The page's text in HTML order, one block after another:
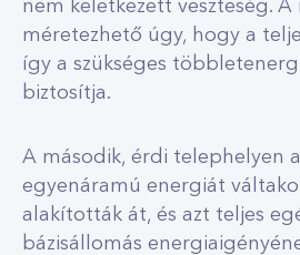
nem keletkezett veszteség. A
méretezhető úgy, hogy a
így a szükséges
biztosítja.
A második, érdi telephelyen
egyenáramú energiát
alakították át, és azt teljes
bázisállomás